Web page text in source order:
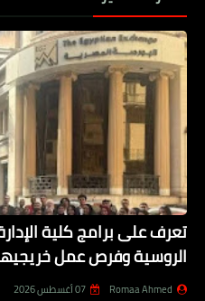
تعرف على برامج كلية
الروسية وفرص عمل
Romaa Ahmed 07 أغسطس 2026